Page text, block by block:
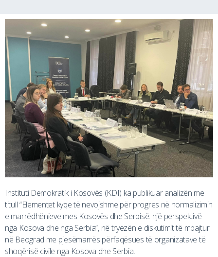
Instituti Demokratik i Kosovës (KDI) ka publikuar analizën me
titull “Elementet kyqe të nevojshme për progres në normalizimin
e marrëdhënieve mes Kosovës dhe Serbisë: një perspektivë
nga Kosova dhe nga Serbia”, në tryezën e diskutimit të mbajtur
në Beograd me pjesëmarrës përfaqësues të organizatave të
shoqërisë civile nga Kosova dhe Serbia.